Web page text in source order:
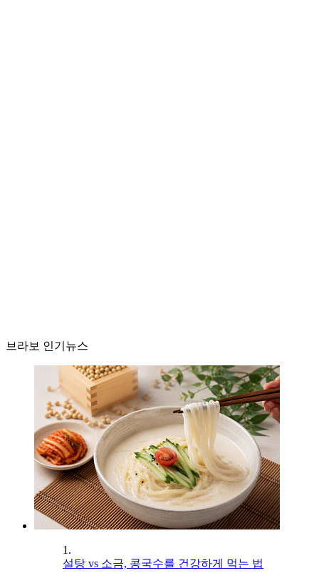
브라보 인기뉴스
1.
설탕 vs 소금, 콩국수를 건강하게 먹는 법